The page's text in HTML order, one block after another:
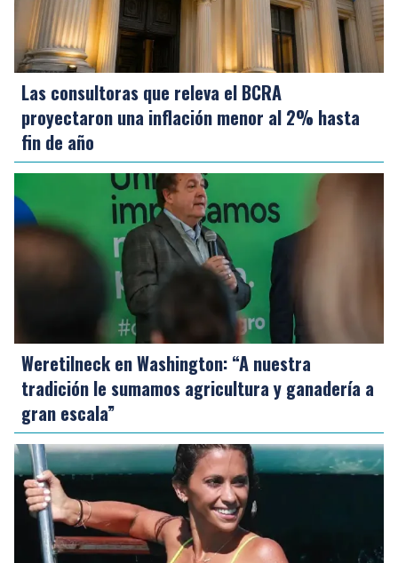
Las consultoras que releva el BCRA
proyectaron una inflación menor al 2% hasta
fin de año
Weretilneck en Washington: “A nuestra
tradición le sumamos agricultura y ganadería a
gran escala”